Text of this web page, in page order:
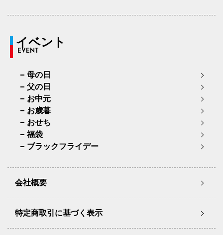
イベント
EVENT
母の日
父の日
お中元
お歳暮
おせち
福袋
ブラックフライデー
会社概要
特定商取引に基づく表示